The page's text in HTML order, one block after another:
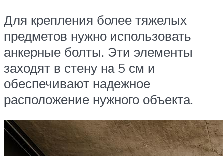
Для крепления более тяжелых
предметов нужно использовать
анкерные болты. Эти элементы
заходят в стену на 5 см и
обеспечивают надежное
расположение нужного объекта.